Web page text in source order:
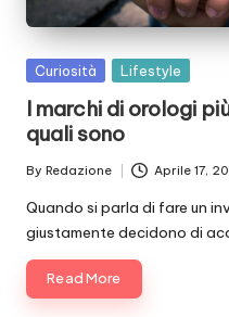
Posted
Curiosità Lifestyle
I marchi di orologi
quali sono
Posted
by
By Redazione Aprile 17,
Quando si parla di fare un
giustamente decidono di
Read More